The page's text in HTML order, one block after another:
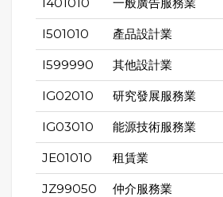
I501010 產品設計業
I599990 其他設計業
IG02010 研究發展服務業
IG03010 能源技術服務業
JE01010 租賃業
JZ99050 仲介服務業